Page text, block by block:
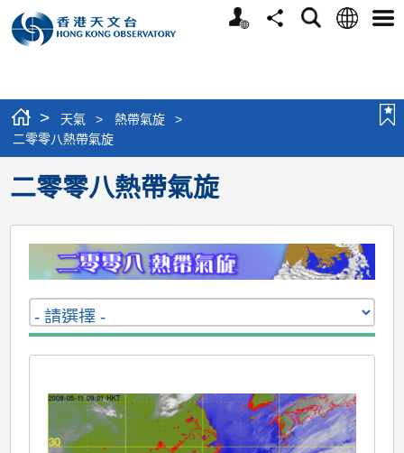
個
分
搜
語
選
> 天氣 > 熱帶氣旋
>
二零零八熱帶氣旋
二零零八熱帶氣旋